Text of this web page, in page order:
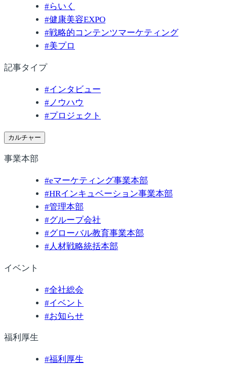
#らいく
#健康美容EXPO
#戦略的コンテンツマーケティング
#美プロ
記事タイプ
#インタビュー
# ノウハウ
#プロジェクト
カルチャー
事業本部
#eマーケティング事業本部
#HRインキュベーション事業本部
#管理本部
#グループ会社
#グローバル教育事業本部
#人材戦略統括本部
イベント
#全社総会
#イベント
#お知らせ
福利厚生
#福利厚生